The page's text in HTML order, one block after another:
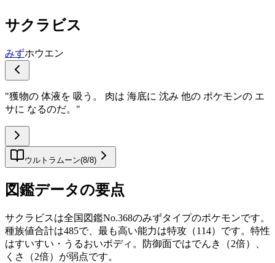
サクラビス
みずホウエン
"獲物の 体液を 吸う。 肉は 海底に 沈み 他の ポケモンの エ
サに なるのだ。 "
ウルトラムーン(8/8)
図鑑データの要点
サクラビスは全国図鑑No.368のみずタイプのポケモンです。
種族値合計は485で、最も高い能力は特攻（114）です。特性
はすいすい・うるおいボディ。防御面ではでんき（2倍）、
くさ（2倍）が弱点です。